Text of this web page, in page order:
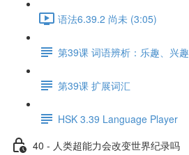
语法6.39.2 尚未 (3:05)
第39课 词语辨析：乐趣、兴趣
第39课 扩展词汇
HSK 3.39 Language Player
40 - 人类超能力会改变世界纪录吗